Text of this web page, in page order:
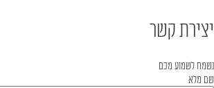
יצירת קשר
נשמח לשמוע מכם
שם מלא